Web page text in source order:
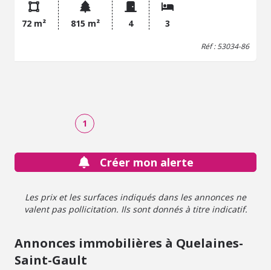
sur cuisine aménagée et équipée, dégagement
desservant trois chambres, salle de douche et toilettes.
Ce bien comprend également un sous-sol total avec
buanderie garage et cave. Pour toute demande
72 m² 815 m² 4 3
Réf : 53034-86
1
Créer mon alerte
Les prix et les surfaces indiqués dans les annonces ne
valent pas pollicitation. Ils sont donnés à titre indicatif.
Annonces immobilières à Quelaines-
Saint-Gault